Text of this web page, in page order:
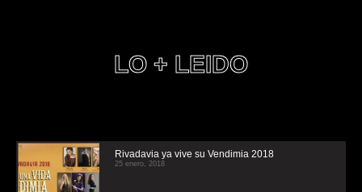
LO + LEIDO
Rivadavia ya vive su Vendimia 2018
25 enero, 2018